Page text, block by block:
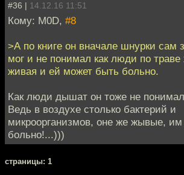
#36 | 14.12.16 11:51
Кому: M0D, #8
>А по книге он вначале шнурки сам
мог и не понимал как люди по траве
живая и ей может быть больно.
Как люди дышат он тоже не
Ведь в воздухе столько бактерий и
микроорганизмов, оне же жывые,
больно!...)))
cтраницы: 1